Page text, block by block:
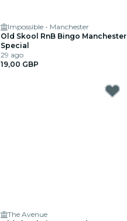
Impossible - Manchester
Old Skool RnB Bingo Manchester
Special
29 ago
19,00 GBP
The Avenue